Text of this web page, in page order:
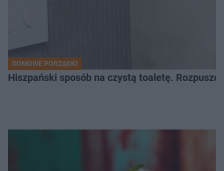
DOMOWE PORZĄDKI
Hiszpański sposób na czystą toaletę.